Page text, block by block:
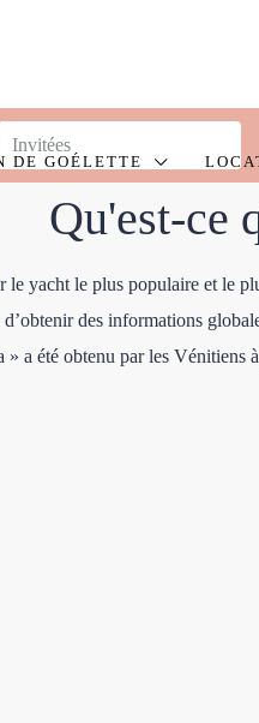
DE GOÉLETTE
Qu'est-ce
le yacht le plus populaire et le
des informations
a été obtenu par les